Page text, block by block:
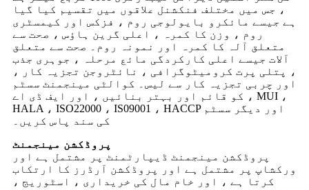
، جس میں مختلف فنکشنل علاقوں میں تقسیم کیا گیا
ہے جیسے مائکرو بایولوجی روم ، فزکس اور کیمسٹری
روم ، وزن کا کمرہ ، اعلی گرین ہاؤس ، صحت سے
متعلق آلہ کا کمرہ اور نمونہ روم۔ صحت سے متعلق
آلات جیسے اعلی کارکردگی مائع مرحلہ ، جوہری جذب
، پتلی پرت کرومیٹوگرافی ، نائٹروجن تجزیہ کار ،
اور چربی تجزیہ کار سے لیس۔ کوالٹی مینجمنٹ سسٹم
کو قائم اور بہتر بنائیں ، اور ایف ڈی اے ، MUI ،
HALA ، ISO22000 ، IS09001 ، HACCP اور دیگر سسٹم
کی سند پاس کریں۔
پروڈکشن مینجمنٹ
پروڈکشن مینجمنٹ ڈیپارٹمنٹ پر مشتمل ہے اور
ورکشاپ پر مشتمل ہے اور پروڈکشن آرڈرز کا ارتکاب
کرتا ہے ، اور خام مال کی خریداری ، اسٹوریج ،